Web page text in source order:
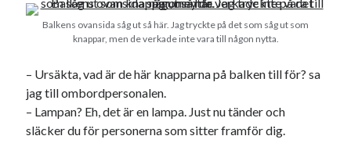
Pejpalla!
Balkens ovansida såg ut så här. Jag tryckte på det som såg ut som
knappar, men de verkade inte vara till någon nytta.
– Ursäkta, vad är de här knapparna på balken till för? sa
jag till ombordpersonalen.
– Lampan? Eh, det är en lampa. Just nu tänder och
släcker du för personerna som sitter framför dig.